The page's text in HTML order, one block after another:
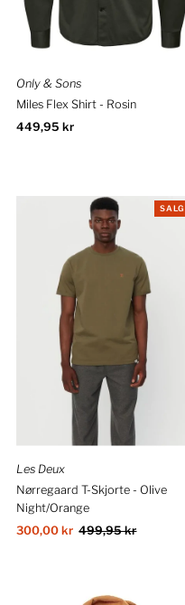
Only & Sons
Miles Flex Shirt - Rosin
Ordinær
449,95 kr
SALG
Les Deux
Nørregaard T-Skjorte - Olive
Night/Orange
Salgspris
300,00 kr Ordinær
499,95 kr